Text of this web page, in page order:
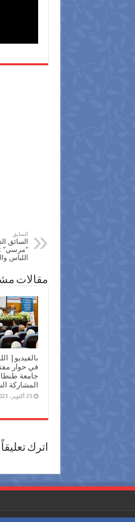
السابق
السائق
“مرسي” :
اللباس
مقالات
بالفيديو|
في حوار
جامعة
المشاركة
25 أكتوبر، 2023
اترك تعليقاً